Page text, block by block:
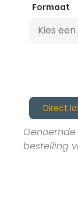
Formaat
Direct
bestelling